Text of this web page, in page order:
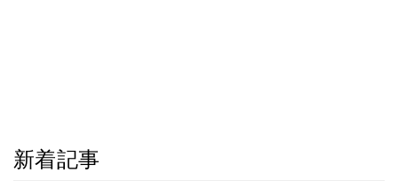
新着記事